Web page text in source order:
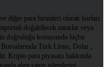
diğer para birimleri olarak kurları
doğabilecek zararlar veya
doğruluğu konusunda hiçbir
Türk Lirası, Dolar ,
Kripto para piyasası hakkında